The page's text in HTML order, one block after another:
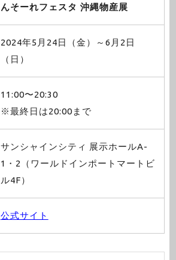
んそーれフェスタ 沖縄物産展
2024年5月24日（金）～6月2日
（日）
11:00〜20:30
※最終日は20:00まで
サンシャインシティ 展示ホールA-
1・2（ワールドインポートマートビ
ル4F）
公式サイト